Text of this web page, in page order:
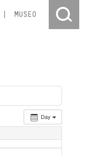
MUSEO
Day